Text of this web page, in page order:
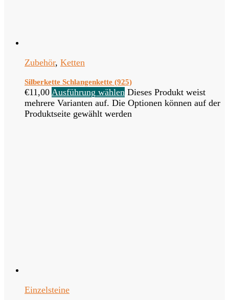
Zubehör, Ketten
Silberkette Schlangenkette (925)
€11,00 Ausführung wählen Dieses Produkt weist
mehrere Varianten auf. Die Optionen können auf der
Produktseite gewählt werden
Einzelsteine